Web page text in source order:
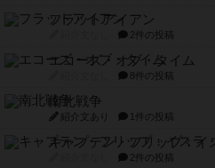
フラットアイアン
2件の投稿
エコーズ・オブ・タイム
8件の投稿
南北戦争
紹介文あり 1件の投稿
キャプテン・フリップ：イ
2件の投稿